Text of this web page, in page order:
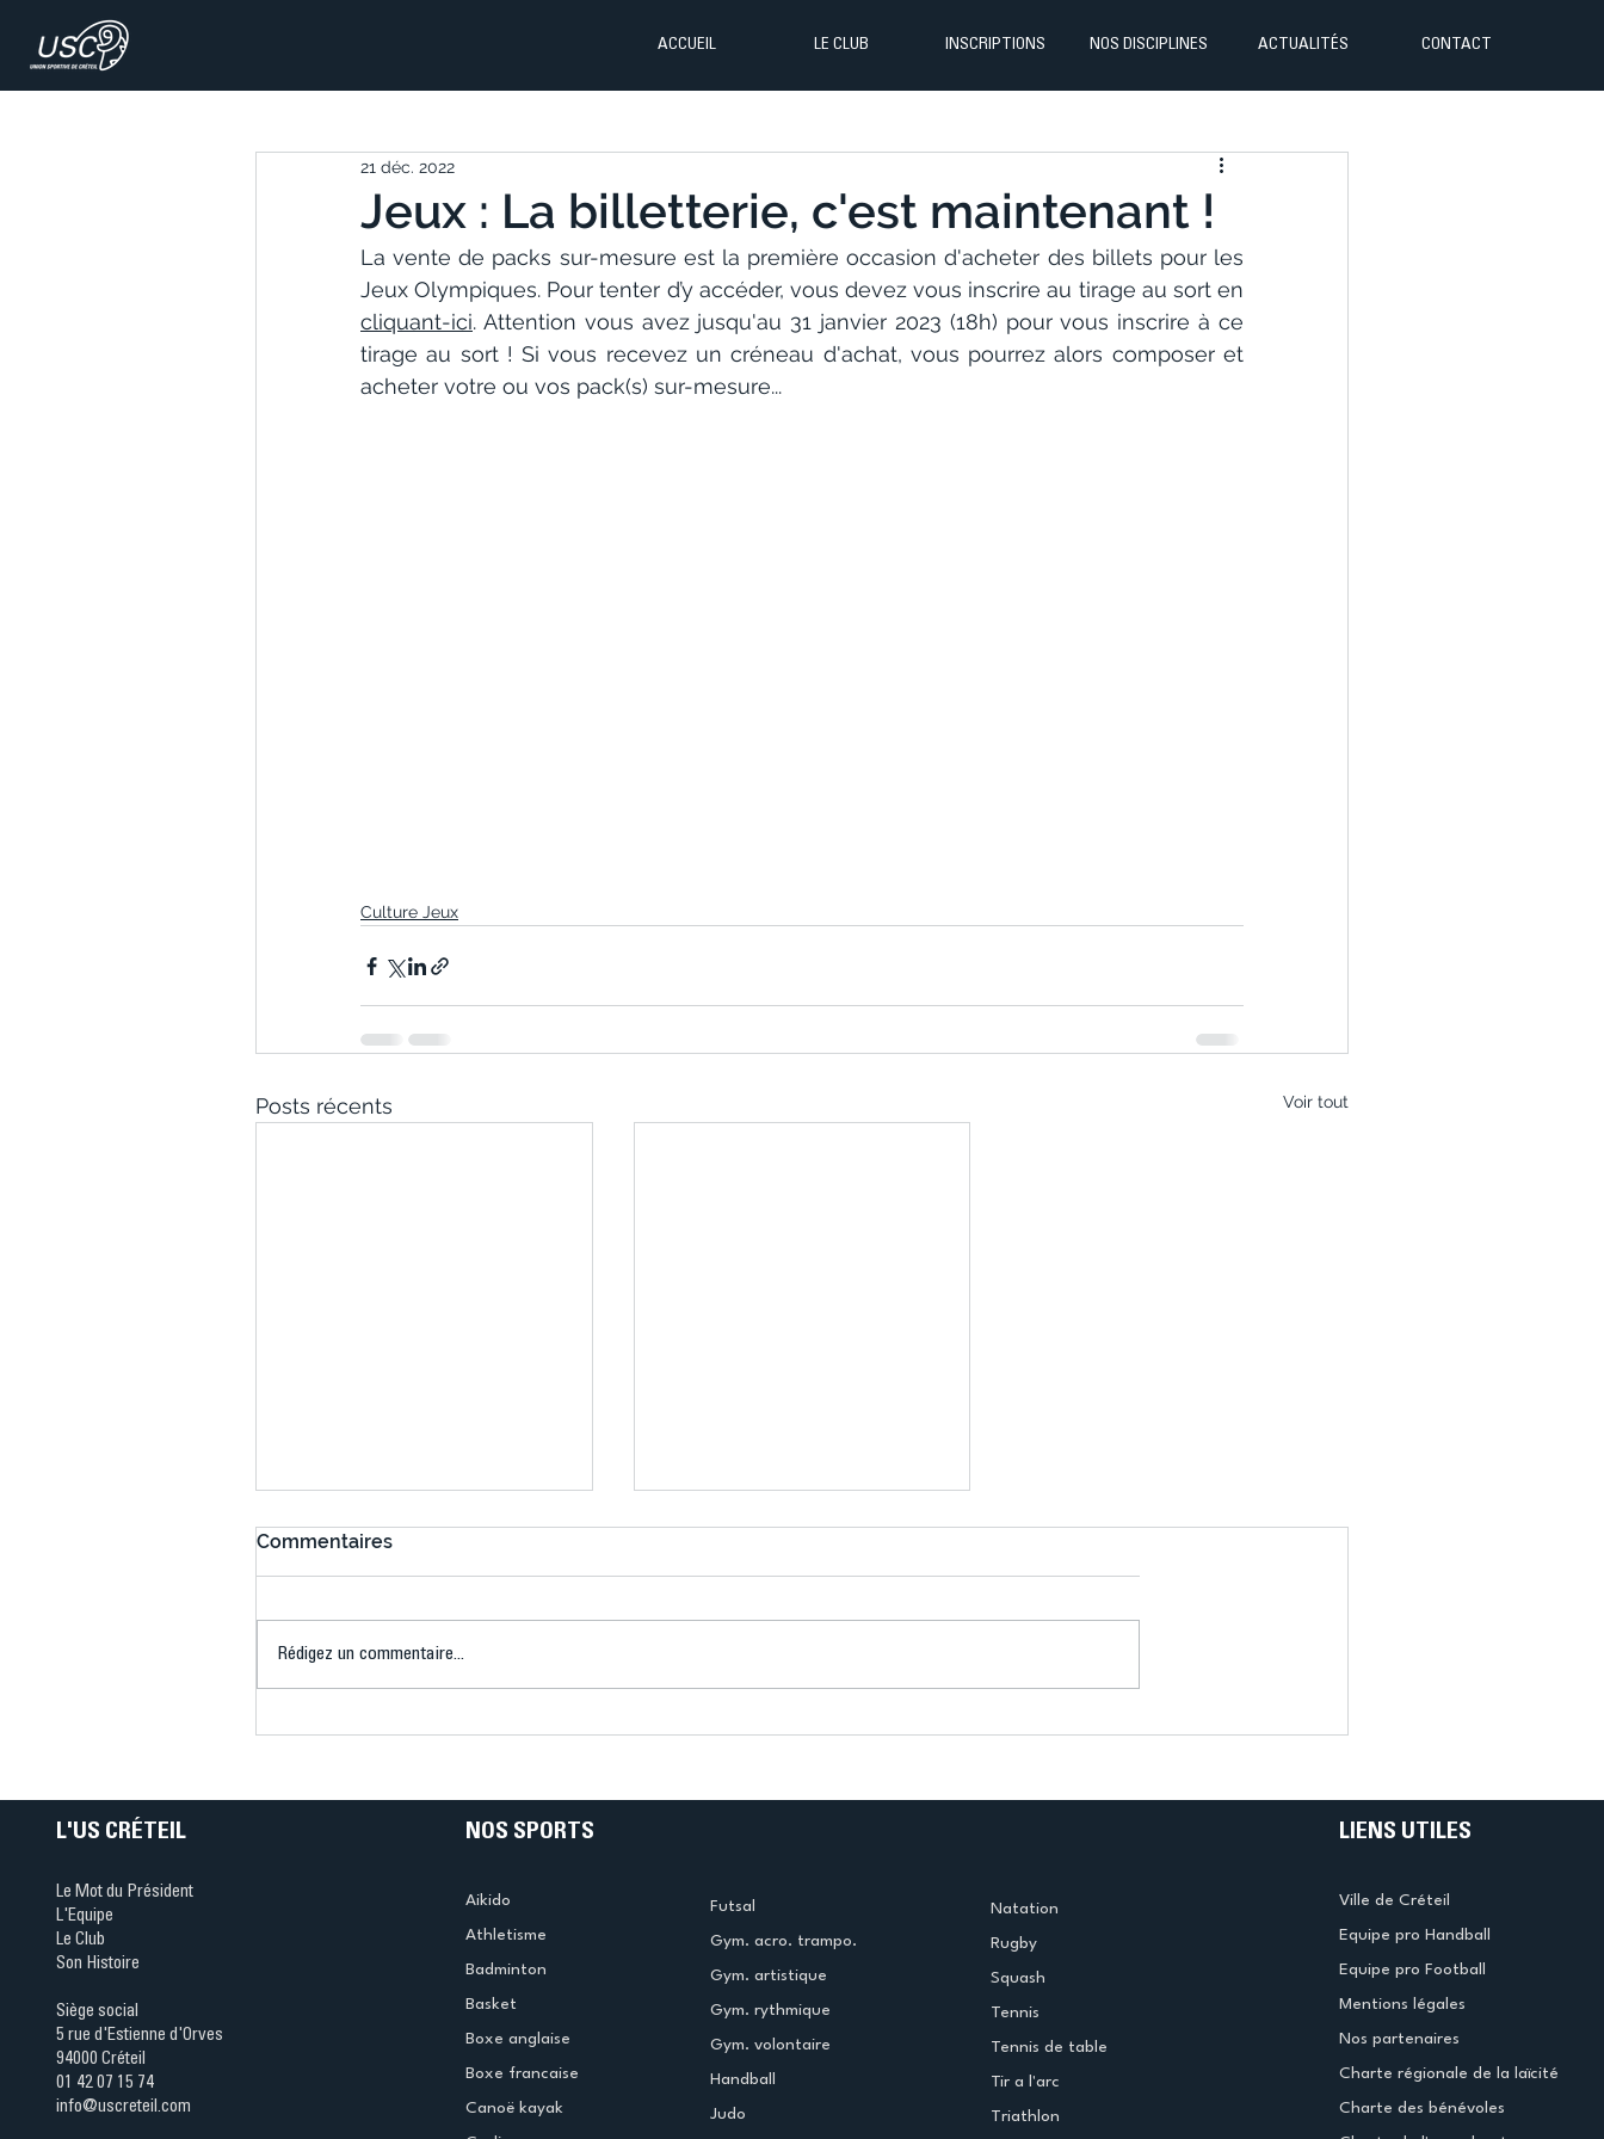
ACCUEIL LE CLUB INSCRIPTIONS NOS DISCIPLINES ACTUALITÉS CONTACT
Jeux : La billetterie, c'est maintenant !
21 déc. 2022
La vente de packs sur-mesure est la première occasion d'acheter des billets pour les
cliquant-ici. Attention vous avez jusqu'au 31 janvier 2023 (18h) pour vous inscrire à ce
tirage au sort ! Si vous recevez un créneau d'achat, vous pourrez alors composer et
acheter votre ou vos pack(s) sur-mesure...
Culture Jeux
Posts récents Voir tout
Commentaires
Rédigez un commentaire...
L'US CRÉTEIL
Le Mot du Président
L'Equipe
Le Club
Son Histoire
Siège social
5 rue d'Estienne d'Orves
94000 Créteil
01 42 07 15 74
info@uscreteil.com
NOS SPORTS
Aikido
Athletisme
Badminton
Basket
Boxe anglaise
Boxe francaise
Canoë kayak
Futsal
Gym. acro. trampo.
Gym. artistique
Gym. rythmique
Gym. volontaire
Handball
Judo
Natation
Rugby
Squash
Tennis
Tennis de table
Tir a l'arc
Triathlon
LIENS UTILES
Ville de Créteil
Equipe pro Handball
Equipe pro Football
Mentions légales
Nos partenaires
Charte régionale de la laïcité
Charte des bénévoles